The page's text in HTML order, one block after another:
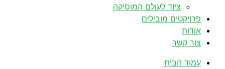
ציוד לעולם המוסיקה
פרויקטים מובילים
אודות
צור קשר
עמוד הבית